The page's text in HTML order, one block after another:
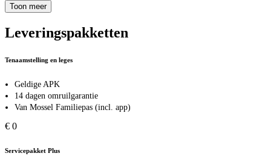
Toon meer
Leveringspakketten
Tenaamstelling en leges
Geldige APK
14 dagen omruilgarantie
Van Mossel Familiepas (incl. app)
€ 0
Servicepakket Plus